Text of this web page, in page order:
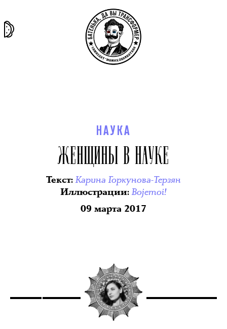
НАУКА
ЖЕНЩИНЫ В НАУКЕ
Текст:Карина Горкунова-Терзян
Иллюстрации:Bojemoi!
09 марта 2017